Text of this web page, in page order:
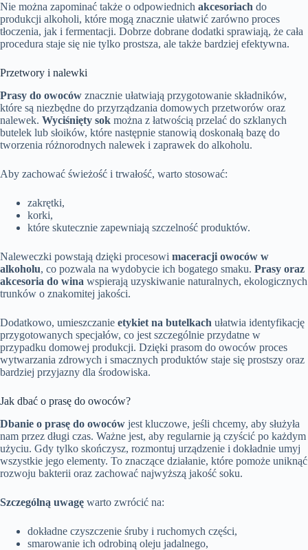
Nie można zapominać także o odpowiednich akcesoriach do
produkcji alkoholi, które mogą znacznie ułatwić zarówno proces
tłoczenia, jak i fermentacji. Dobrze dobrane dodatki sprawiają, że cała
procedura staje się nie tylko prostsza, ale także bardziej efektywna.
Przetwory i nalewki
Prasy do owoców znacznie ułatwiają przygotowanie składników,
które są niezbędne do przyrządzania domowych przetworów oraz
nalewek. Wyciśnięty sok można z łatwością przelać do szklanych
butelek lub słoików, które następnie stanowią doskonałą bazę do
tworzenia różnorodnych nalewek i zaprawek do alkoholu.
Aby zachować świeżość i trwałość, warto stosować:
zakrętki,
korki,
które skutecznie zapewniają szczelność produktów.
Naleweczki powstają dzięki procesowi maceracji owoców w
alkoholu, co pozwala na wydobycie ich bogatego smaku. Prasy oraz
akcesoria do wina wspierają uzyskiwanie naturalnych, ekologicznych
trunków o znakomitej jakości.
Dodatkowo, umieszczanie etykiet na butelkach ułatwia identyfikację
przygotowanych specjałów, co jest szczególnie przydatne w
przypadku domowej produkcji. Dzięki prasom do owoców proces
wytwarzania zdrowych i smacznych produktów staje się prostszy oraz
bardziej przyjazny dla środowiska.
Jak dbać o prasę do owoców?
Dbanie o prasę do owoców jest kluczowe, jeśli chcemy, aby służyła
nam przez długi czas. Ważne jest, aby regularnie ją czyścić po każdym
użyciu. Gdy tylko skończysz, rozmontuj urządzenie i dokładnie umyj
wszystkie jego elementy. To znaczące działanie, które pomoże uniknąć
rozwoju bakterii oraz zachować najwyższą jakość soku.
Szczególną uwagę warto zwrócić na:
dokładne czyszczenie śruby i ruchomych części,
smarowanie ich odrobiną oleju jadalnego,